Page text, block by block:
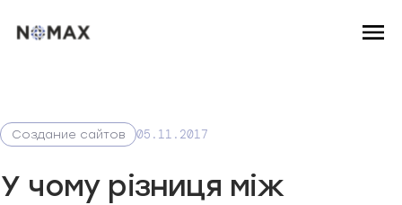
Создание сайтов 05.11.2017
У чому різниця між